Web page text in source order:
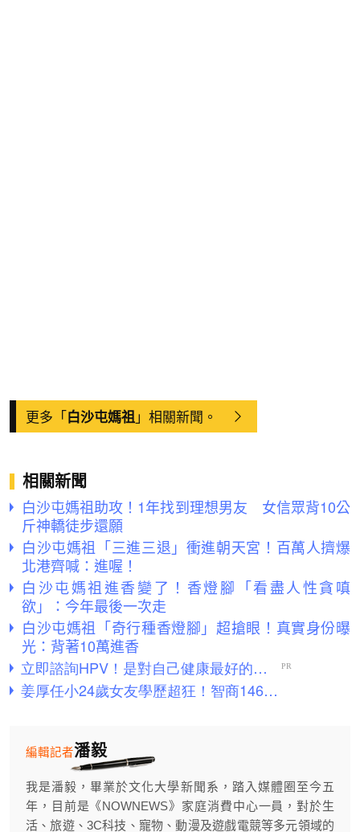
更多「白沙屯媽祖」相關新聞。
相關新聞
白沙屯媽祖助攻！1年找到理想男友 女信眾背10公
斤神轎徒步還願
白沙屯媽祖「三進三退」衝進朝天宮！百萬人擠爆
北港齊喊：進喔！
白沙屯媽祖進香變了！香燈腳「看盡人性貪嗔
欲」：今年最後一次走
白沙屯媽祖「奇行種香燈腳」超搶眼！真實身份曝
光：背著10萬進香
潘毅
編輯記者
我是潘毅，畢業於文化大學新聞系，踏入媒體圈至今五
年，目前是《NOWNEWS》家庭消費中心一員，對於生
活、旅遊、3C科技、寵物、動漫及遊戲電競等多元領域的